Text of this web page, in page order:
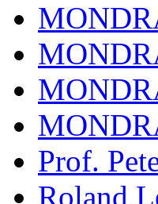
Prof.
Roland